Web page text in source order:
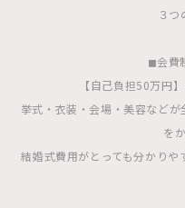
３
◼︎会費
【自己負担50万円
挙式・衣装・会場・美容など
を
結婚式費用がとっても分かり